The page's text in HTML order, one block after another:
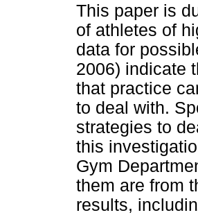
This paper is
of athletes of
data for
2006) indicate
that practice
to deal with.
strategies to
this
Gym
them are from
results,